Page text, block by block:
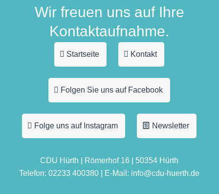
Wir freuen uns auf Ihre
Kontaktaufnahme.
Startseite Kontakt
Folgen Sie uns auf Facebook
Folge uns auf Instagram Newsletter
CDU Hürth | Römerhof 16 | 50354 Hürth
Telefon: 02233 400380 | E-Mail: info@cdu-huerth.de